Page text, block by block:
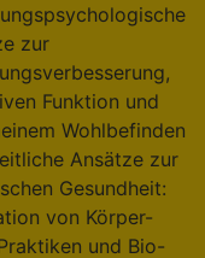
zur
Funktion und
Wohlbefinden
Ansätze zur
Gesundheit:
von Körper-
und Bio-